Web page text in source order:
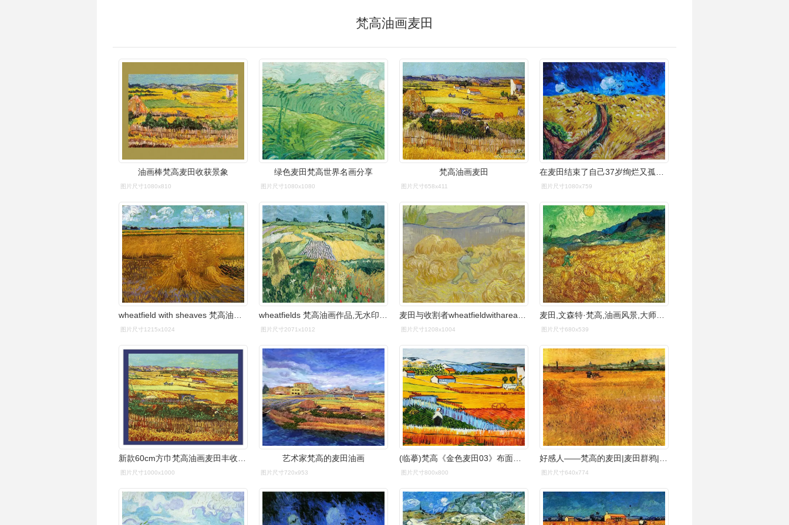
梵高油画麦田
油画棒梵高麦田收获景象
图片尺寸1080x810
绿色麦田梵高世界名画分享
图片尺寸1080x1080
梵高油画麦田
图片尺寸658x411 图片尺寸1080x759
图片尺寸1215x1024 图片尺寸2071x1012 图片尺寸1208x1004 图片尺寸680x539
图片尺寸1000x1000
艺术家梵高的麦田油画
图片尺寸720x953
(临摹)梵高《金色麦田03》布面油画
图片尺寸800x800 图片尺寸640x774